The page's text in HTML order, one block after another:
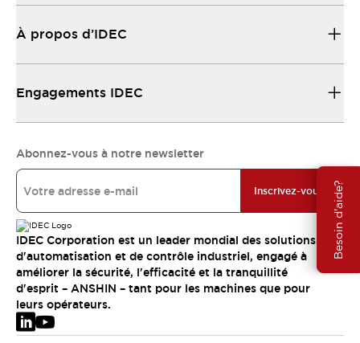
Besoin d'aide?
À propos d’IDEC
Engagements IDEC
Abonnez-vous à notre newsletter
Inscrivez-vous
IDEC Corporation est un leader mondial des solutions
d'automatisation et de contrôle industriel, engagé à
améliorer la sécurité, l'efficacité et la tranquillité
d'esprit – ANSHIN – tant pour les machines que pour
leurs opérateurs.